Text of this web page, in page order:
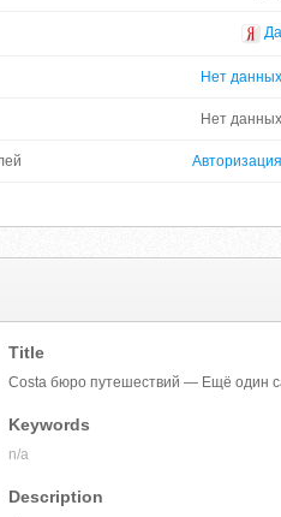
Да
Нет данных
Нет данных
Авторизация
Title
Costa бюро путешествий — Ещё один
Keywords
n/a
Description